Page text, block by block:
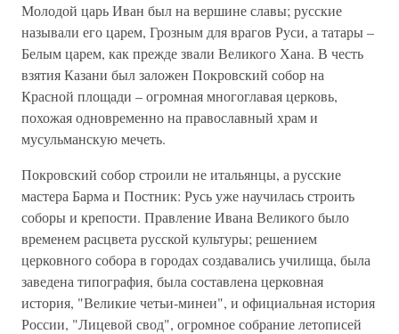
Молодой царь Иван был на вершине славы; русские
называли его царем, Грозным для врагов Руси, а татары –
Белым царем, как прежде звали Великого Хана. В честь
взятия Казани был заложен Покровский собор на
Красной площади – огромная многоглавая церковь,
похожая одновременно на православный храм и
мусульманскую мечеть.
Покровский собор строили не итальянцы, а русские
мастера Барма и Постник: Русь уже научилась строить
соборы и крепости. Правление Ивана Великого было
временем расцвета русской культуры; решением
церковного собора в городах создавались училища, была
заведена типография, была составлена церковная
история, "Великие четьи-минеи", и официальная история
России, "Лицевой свод", огромное собрание летописей